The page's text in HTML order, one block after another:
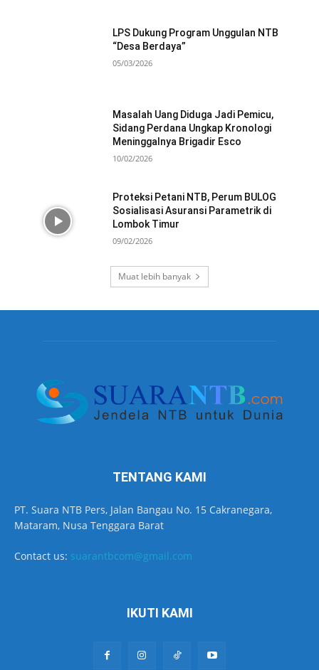
LPS Dukung Program Unggulan NTB
“Desa Berdaya”
05/03/2026
Masalah Uang Diduga Jadi Pemicu,
Sidang Perdana Ungkap Kronologi
Meninggalnya Brigadir Esco
10/02/2026
Proteksi Petani NTB, Perum BULOG
Sosialisasi Asuransi Parametrik di
Lombok Timur
09/02/2026
Muat lebih banyak
TENTANG KAMI
PT. Suara NTB Pers, Jalan Bangau No. 15 Cakranegara,
Mataram, Nusa Tenggara Barat
Contact us: suarantbcom@gmail.com
IKUTI KAMI